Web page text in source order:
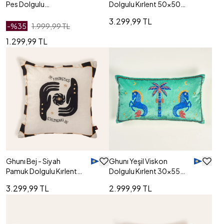
Pes Dolgulu
-%35 1.999,99 TL
1.299,99 TL
Dolgulu Kırlent 50x50
3.299,99 TL
Ghunı Bej - Siyah
Pamuk Dolgulu Kırlent
3.299,99 TL
Ghunı Yeşil Viskon
Dolgulu Kırlent 30x55
2.999,99 TL